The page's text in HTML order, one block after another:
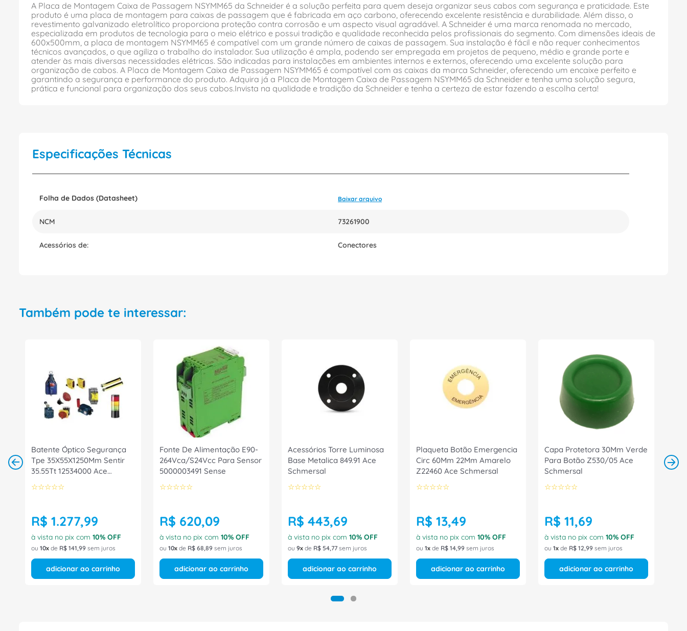
A Placa de Montagem Caixa de Passagem NSYMM65 da Schneider é a solução perfeita para quem deseja organizar seus cabos com segurança e praticidade. Este
produto é uma placa de montagem para caixas de passagem que é fabricada em aço carbono, oferecendo excelente resistência e durabilidade. Além disso, o
revestimento galvanizado eletrolítico proporciona proteção contra corrosão e um aspecto visual agradável. A Schneider é uma marca renomada no mercado,
especializada em produtos de tecnologia para o meio elétrico e possui tradição e qualidade reconhecida pelos profissionais do segmento. Com dimensões ideais de
600x500mm, a placa de montagem NSYMM65 é compatível com um grande número de caixas de passagem. Sua instalação é fácil e não requer conhecimentos
técnicos avançados, o que agiliza o trabalho do instalador. Sua utilização é ampla, podendo ser empregada em projetos de pequeno, médio e grande porte e
atender às mais diversas necessidades elétricas. São indicadas para instalações em ambientes internos e externos, oferecendo uma excelente solução para
organização de cabos. A Placa de Montagem Caixa de Passagem NSYMM65 é compatível com as caixas da marca Schneider, oferecendo um encaixe perfeito e
garantindo a segurança e performance do produto. Adquira já a Placa de Montagem Caixa de Passagem NSYMM65 da Schneider e tenha uma solução segura,
prática e funcional para organização dos seus cabos.Invista na qualidade e tradição da Schneider e tenha a certeza de estar fazendo a escolha certa!
Especificações Técnicas
Folha de Dados (Datasheet) Baixar arquivo
NCM 73261900
Acessórios de: Conectores
Também pode te interessar:
Batente Óptico Segurança
Tpe 35X55X1250Mm Sentir
35.55Tt 12534000 Ace
Schmersal
☆☆☆☆☆
R$ 1.277,99
à vista no pix com 10% OFF
ou 10 de R$ 141,99 sem juros
adicionar ao carrinho
Fonte De Alimentação E90-
264Vca/S24Vcc Para Sensor
5000003491 Sense
☆☆☆☆☆
R$ 620,09
à vista no pix com 10% OFF
ou 10 de R$ 68,89 sem juros
adicionar ao carrinho
Acessórios Torre Luminosa
Base Metalica 849.91 Ace
Schmersal
☆☆☆☆☆
R$ 443,69
à vista no pix com 10% OFF
ou 9 de R$ 54,77 sem juros
adicionar ao carrinho
Plaqueta Botão Emergencia
Circ 60Mm 22Mm Amarelo
Z22460 Ace Schmersal
☆☆☆☆☆
R$ 13,49
à vista no pix com 10% OFF
ou 1 de R$ 14,99 sem juros
adicionar ao carrinho
Capa Protetora 30Mm Verde
Para Botão Z530/05 Ace
Schmersal
☆☆☆☆☆
R$ 11,69
à vista no pix com 10% OFF
ou 1 de R$ 12,99 sem juros
adicionar ao carrinho